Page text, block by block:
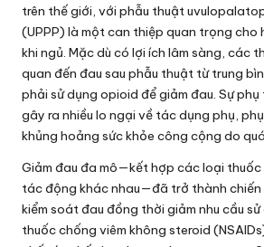
trên thế giới, với phẫu thuật
(UPPP) là một can thiệp quan trọng cho
khi ngủ. Mặc dù có lợi ích lâm sàng, các
quan đến đau sau phẫu thuật từ trung
phải sử dụng opioid để giảm đau. Sự
gây ra nhiều lo ngại về tác dụng phụ,
khủng hoảng sức khỏe công cộng do
Giảm đau đa mô—kết hợp các loại thuốc
tác động khác nhau—đã trở thành chiến
kiểm soát đau đồng thời giảm nhu cầu
thuốc chống viêm không steroid